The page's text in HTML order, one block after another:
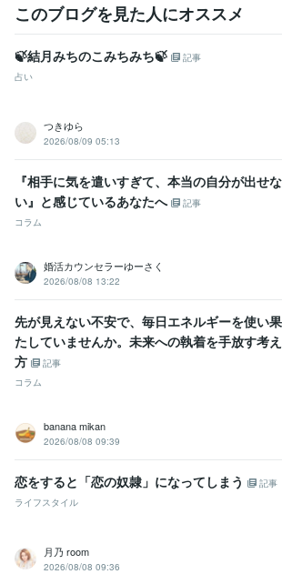
Google スプレッドシート:3年Google ドキュメン
PowerPoint:11年一太郎:3年ChatGPT:1年Adobe
MediBang Paint:4年 FireAlpaca:4年
チャネリングアート:28年
英語 日常会話レベル
このブログを見た人にオススメ
🍃結月みちのこみちみち🍃
記事
占い
つきゆら
2026/08/09 05:13
『相手に気を遣いすぎて、本当の自分が出せな
い』と感じているあなたへ
記事
コラム
婚活カウンセラーゆーさく
2026/08/08 13:22
先が見えない不安で、毎日エネルギーを使い果
たしていませんか。未来への執着を手放す考え
方
記事
コラム
banana mikan
2026/08/08 09:39
恋をすると「恋の奴隷」になってしまう
記事
ライフスタイル
月乃 room
2026/08/08 09:36